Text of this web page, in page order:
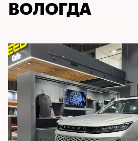
ВОЛОГДА